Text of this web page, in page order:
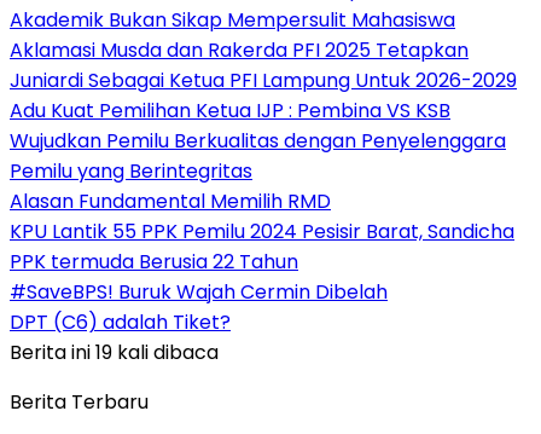
Akademik Bukan Sikap Mempersulit Mahasiswa
Aklamasi Musda dan Rakerda PFI 2025 Tetapkan
Juniardi Sebagai Ketua PFI Lampung Untuk 2026-2029
Adu Kuat Pemilihan Ketua IJP : Pembina VS KSB
Wujudkan Pemilu Berkualitas dengan Penyelenggara
Pemilu yang Berintegritas
Alasan Fundamental Memilih RMD
KPU Lantik 55 PPK Pemilu 2024 Pesisir Barat, Sandicha
PPK termuda Berusia 22 Tahun
#SaveBPS! Buruk Wajah Cermin Dibelah
DPT (C6) adalah Tiket?
Berita ini 19 kali dibaca
Berita Terbaru